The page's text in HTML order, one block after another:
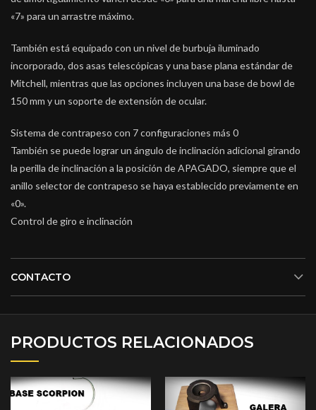
«7» para un arrastre máximo.
También está equipado con un nivel de burbuja iluminado
incorporado, dos asas telescópicas y una base plana estándar de
Mitchell, mientras que las opciones incluyen una base de bowl de
150 mm y un soporte de extensión de ocular.
Sistema de contrapeso con 7 configuraciones más 0
También se puede lograr un ángulo de inclinación adicional girando
la perilla de inclinación a la posición de APAGADO, siempre que el
anillo selector de contrapeso se haya establecido previamente en
«0».
Control de giro e inclinación
CONTACTO
PRODUCTOS RELACIONADOS